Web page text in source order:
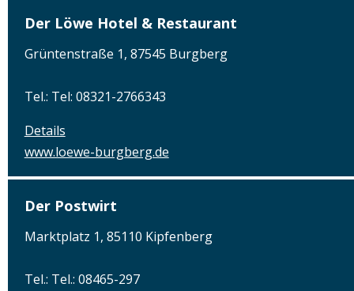
Der Löwe Hotel & Restaurant
Grüntenstraße 1, 87545 Burgberg
Tel.: Tel: 08321-2766343
Details
www.loewe-burgberg.de
Der Postwirt
Marktplatz 1, 85110 Kipfenberg
Tel.: Tel.: 08465-297